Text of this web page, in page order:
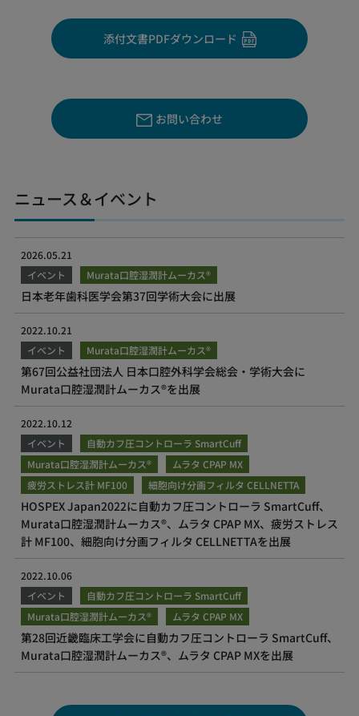
添付文書PDFダウンロード
お問い合わせ
ニュース＆イベント
2026.05.21
イベント
Murata口腔湿潤計ムーカス®
日本老年歯科医学会第37回学術大会に出展
2022.10.21
イベント
Murata口腔湿潤計ムーカス®
第67回公益社団法人 日本口腔外科学会総会・学術大会に
Murata口腔湿潤計ムーカス®を出展
2022.10.12
イベント
自動カフ圧コントローラ SmartCuff
Murata口腔湿潤計ムーカス®
ムラタ CPAP MX
疲労ストレス計 MF100
細胞向け分画フィルタ CELLNETTA
HOSPEX Japan2022に自動カフ圧コントローラ SmartCuff、
Murata口腔湿潤計ムーカス®、ムラタ CPAP MX、疲労ストレス
計 MF100、細胞向け分画フィルタ CELLNETTAを出展
2022.10.06
イベント
自動カフ圧コントローラ SmartCuff
Murata口腔湿潤計ムーカス®
ムラタ CPAP MX
第28回近畿臨床工学会に自動カフ圧コントローラ SmartCuff、
Murata口腔湿潤計ムーカス®、ムラタ CPAP MXを出展